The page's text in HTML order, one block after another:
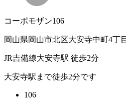
コーポモザン106
岡山県岡山市北区大安寺中町4丁
JR吉備線大安寺駅 徒歩2分
大安寺駅まで徒歩2分です
106